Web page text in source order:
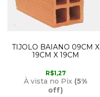
TIJOLO BAIANO 09CM X
19CM X 19CM
R$1,27
À vista no Pix (5%
off)